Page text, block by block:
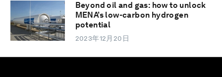
Beyond oil and gas: how to unlock
MENA’s low-carbon hydrogen
potential
2023年12月20日